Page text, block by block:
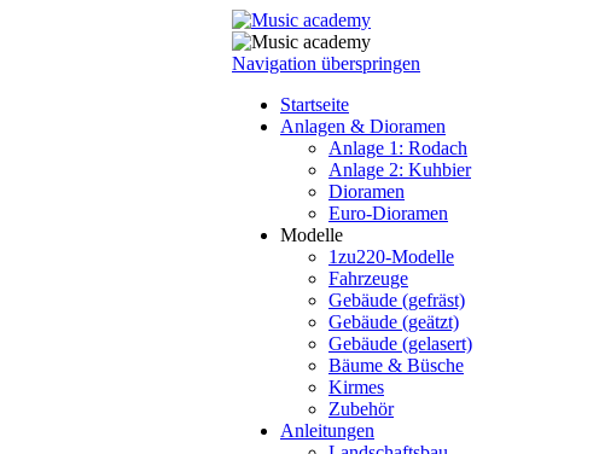
Navigation überspringen
Startseite
Anlagen & Dioramen
Anlage 1: Rodach
Anlage 2: Kuhbier
Dioramen
Euro-Dioramen
Modelle
1zu220-Modelle
Fahrzeuge
Gebäude (gefräst)
Gebäude (geätzt)
Gebäude (gelasert)
Bäume & Büsche
Kirmes
Zubehör
Anleitungen